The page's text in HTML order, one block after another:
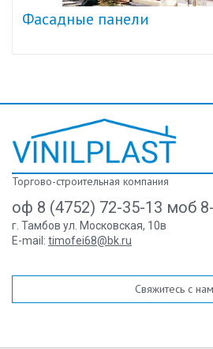
Фасадные панели
Торгово-строительная компания
оф 8 (4752) 72-35-13 моб
г. Тамбов ул. Московская, 10в
E-mail: timofei68@bk.ru
Свяжитесь с